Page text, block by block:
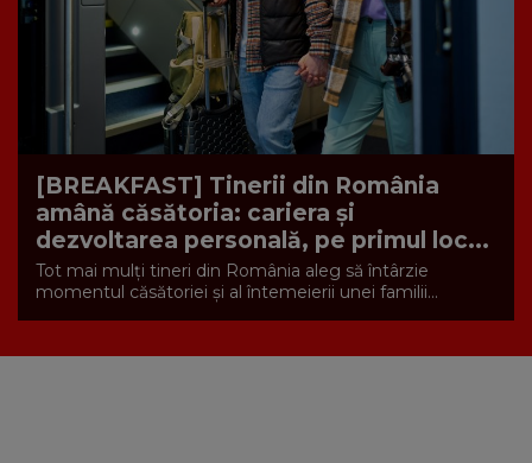
[BREAKFAST] Tinerii din România
amână căsătoria: cariera și
dezvoltarea personală, pe primul loc...
Tot mai mulți tineri din România aleg să întârzie
momentul căsătoriei și al întemeierii unei familii...